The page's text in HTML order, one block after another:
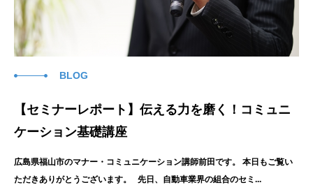
BLOG
【セミナーレポート】伝える力を磨く！コミュニ
ケーション基礎講座
広島県福山市のマナー・コミュニケーション講師前田です。 本日もご覧い
ただきありがとうございます。 先日、自動車業界の組合のセミ...